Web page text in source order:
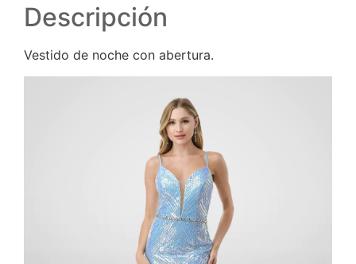
Descripción
Vestido de noche con abertura.